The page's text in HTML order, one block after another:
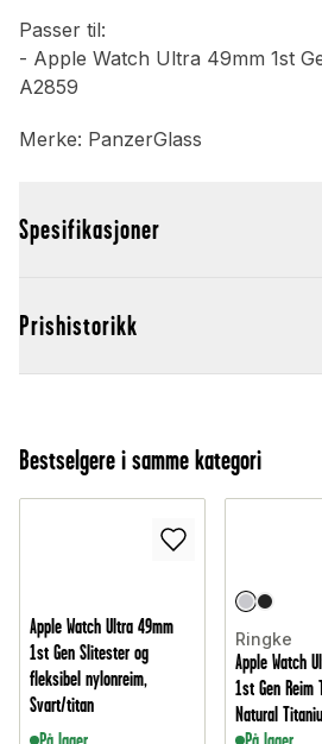
Passer til:
- Apple Watch Ultra 49mm 1st
A2859
Merke: PanzerGlass
Spesifikasjoner
Prishistorikk
Bestselgere i samme kategori
Apple Watch Ultra 49mm
1st Gen Slitester og
fleksibel nylonreim,
Svart/titan
Ringke
Apple Watch
1st Gen Reim
Natural